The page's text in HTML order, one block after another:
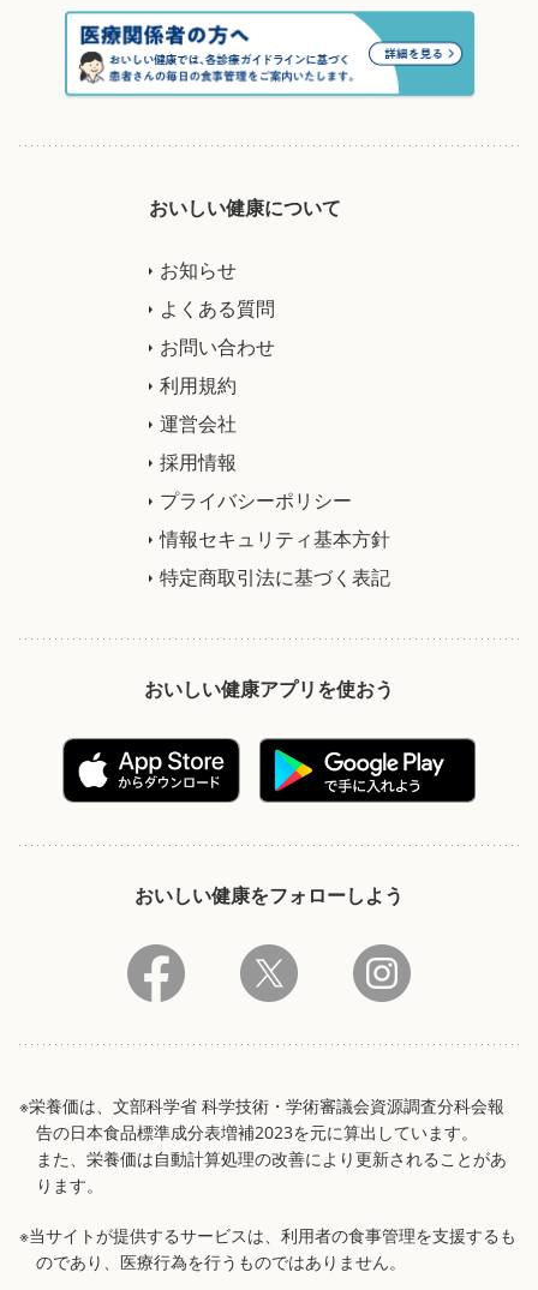
おいしい健康について
お知らせ
よくある質問
お問い合わせ
利用規約
運営会社
採用情報
プライバシーポリシー
情報セキュリティ基本方針
特定商取引法に基づく表記
おいしい健康アプリを使おう
おいしい健康をフォローしよう
※栄養価は、文部科学省 科学技術・学術審議会資源調査分科会報
告の日本食品標準成分表増補2023を元に算出しています。
また、栄養価は自動計算処理の改善により更新されることがあ
ります。
※当サイトが提供するサービスは、利用者の食事管理を支援するも
のであり、医療行為を行うものではありません。